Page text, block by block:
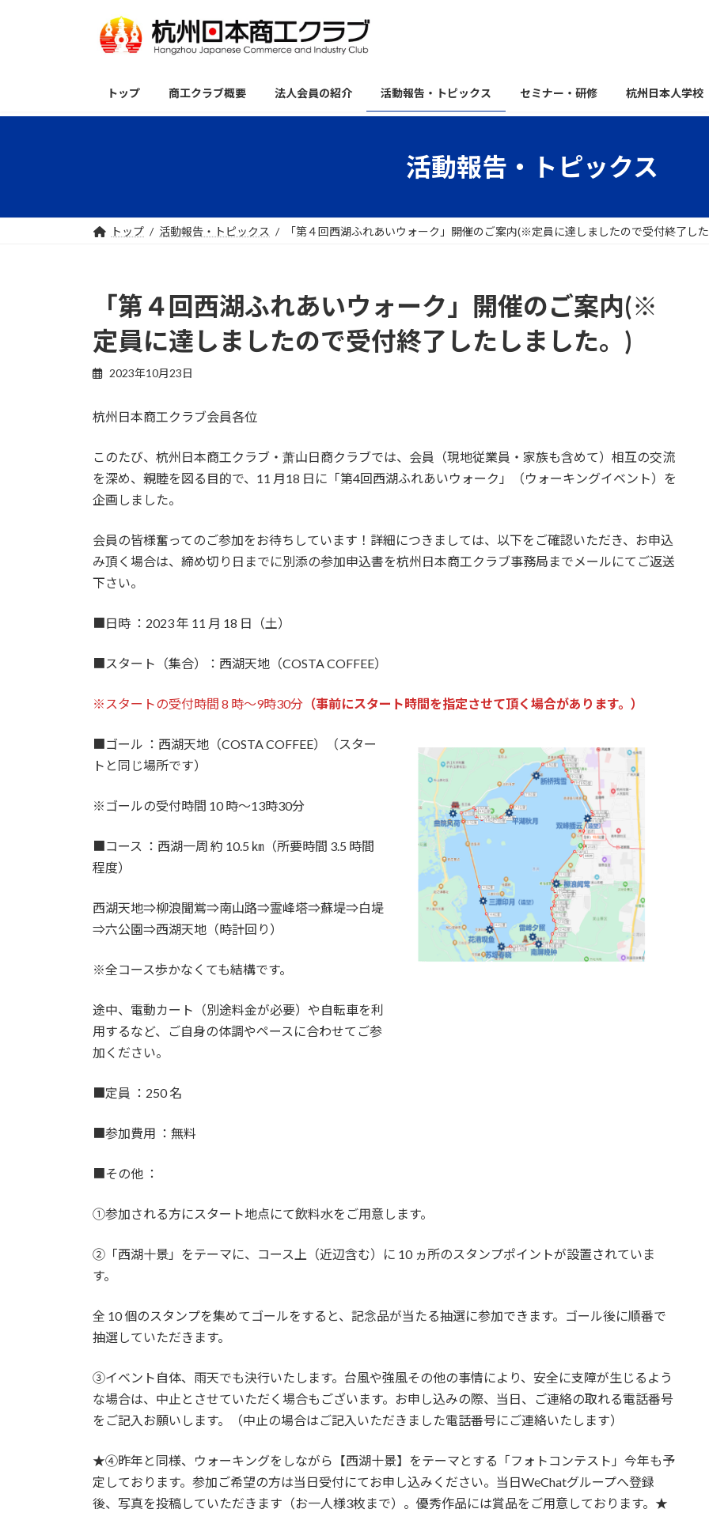
トップ 商工クラブ概要 法人会員の紹介 活動報告・トピックス セミナー・研修 杭州日本人学校
活動報告・トピックス
トップ 活動報告・トピックス 「第４回西湖ふれあいウォーク」開催のご案内(※定員に達しましたので受付終了し
「第４回西湖ふれあいウォーク」開催のご案内(※
定員に達しましたので受付終了したしました。)
2023年10月23日
杭州日本商工クラブ会員各位
このたび、杭州日本商工クラブ・萧山日商クラブでは、会員（現地従業員・家族も含めて）相互の交流
を深め、親睦を図る目的で、11 月18 日に「第4回西湖ふれあいウォーク」（ウォーキングイベント）を
企画しました。
会員の皆様奮ってのご参加をお待ちしています！詳細につきましては、以下をご確認いただき、お申込
み頂く場合は、締め切り日までに別添の参加申込書を杭州日本商工クラブ事務局までメールにてご返送
下さい。
■日時 ：2023 年 11 月 18 日（土）
■スタート（集合）：西湖天地（COSTA COFFEE）
※スタートの受付時間 8 時～9時30分 （事前にスタート時間を指定させて頂く場合があります。）
■ゴール ：西湖天地（COSTA COFFEE）（スター
トと同じ場所です）
※ゴールの受付時間 10 時～13時30分
■コース ：西湖一周 約 10.5 ㎞（所要時間 3.5 時間
程度）
西湖天地⇒柳浪聞鴬⇒南山路⇒霊峰塔⇒蘇堤⇒白堤
⇒六公園⇒西湖天地（時計回り）
※全コース歩かなくても結構です。
途中、電動カート（別途料金が必要）や自転車を利
用するなど、ご自身の体調やペースに合わせてご参
加ください。
■定員 ：250 名
■参加費用 ：無料
■その他 ：
①参加される方にスタート地点にて飲料水をご用意します。
②「西湖十景」をテーマに、コース上（近辺含む）に 10 ヵ所のスタンプポイントが設置されていま
す。
全 10 個のスタンプを集めてゴールをすると、記念品が当たる抽選に参加できます。ゴール後に順番で
抽選していただきます。
③イベント自体、雨天でも決行いたします。台風や強風その他の事情により、安全に支障が生じるよう
な場合は、中止とさせていただく場合もございます。お申し込みの際、当日、ご連絡の取れる電話番号
をご記入お願いします。（中止の場合はご記入いただきました電話番号にご連絡いたします）
★④昨年と同様、ウォーキングをしながら【西湖十景】をテーマとする「フォトコンテスト」今年も予
定しております。参加ご希望の方は当日受付にてお申し込みください。当日WeChatグループへ登録
後、写真を投稿していただきます（お一人様3枚まで）。優秀作品には賞品をご用意しております。★